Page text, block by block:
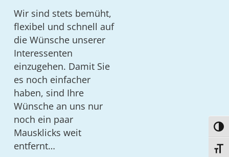
Wir sind stets bemüht,
flexibel und schnell auf
die Wünsche unserer
Interessenten
einzugehen. Damit Sie
es noch einfacher
haben, sind Ihre
Wünsche an uns nur
noch ein paar
Mausklicks weit
entfernt…